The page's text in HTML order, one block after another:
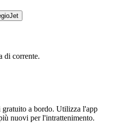
di corrente.
a bordo. Utilizza l'app
nuovi per l'intrattenimento.